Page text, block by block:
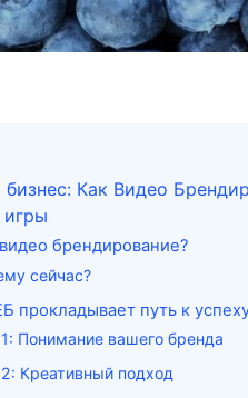
бизнес: Как Видео
игры
брендирование?
сейчас?
прокладывает путь к
Понимание вашего бренда
Креативный подход